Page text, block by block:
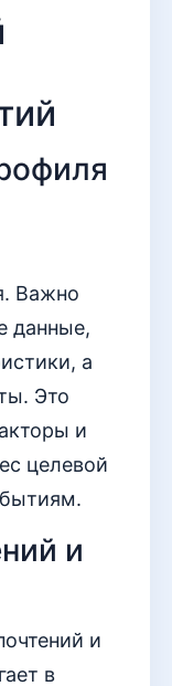
Важно
данные,
а
Это
и
целевой
и
и
в